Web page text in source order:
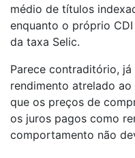
médio de títulos
enquanto o próprio
da taxa Selic.
Parece contraditório,
rendimento atrelado
que os preços de
os juros pagos como
comportamento não